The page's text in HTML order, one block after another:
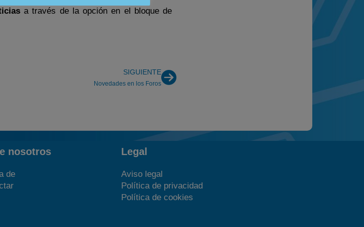
a través de la opción en el bloque de
SIGUIENTE
Novedades en los Foros
nosotros
de
Legal
Aviso legal
Política de privacidad
Política de cookies